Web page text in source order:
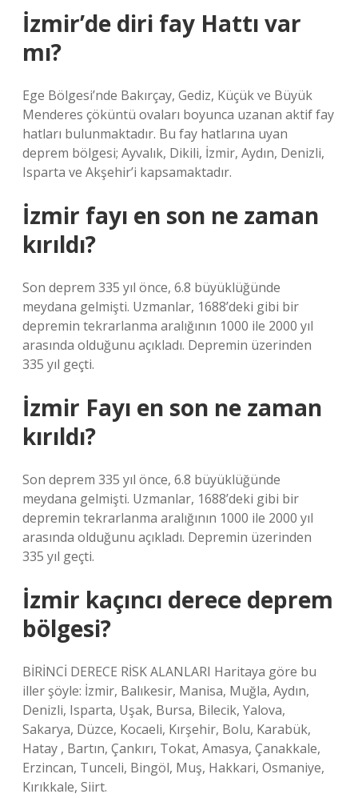
İzmir’de diri fay Hattı var
mı?
Ege Bölgesi’nde Bakırçay, Gediz, Küçük ve Büyük
Menderes çöküntü ovaları boyunca uzanan aktif fay
hatları bulunmaktadır. Bu fay hatlarına uyan
deprem bölgesi; Ayvalık, Dikili, İzmir, Aydın, Denizli,
Isparta ve Akşehir’i kapsamaktadır.
İzmir fayı en son ne zaman
kırıldı?
Son deprem 335 yıl önce, 6.8 büyüklüğünde
meydana gelmişti. Uzmanlar, 1688’deki gibi bir
depremin tekrarlanma aralığının 1000 ile 2000 yıl
arasında olduğunu açıkladı. Depremin üzerinden
335 yıl geçti.
İzmir Fayı en son ne zaman
kırıldı?
Son deprem 335 yıl önce, 6.8 büyüklüğünde
meydana gelmişti. Uzmanlar, 1688’deki gibi bir
depremin tekrarlanma aralığının 1000 ile 2000 yıl
arasında olduğunu açıkladı. Depremin üzerinden
335 yıl geçti.
İzmir kaçıncı derece deprem
bölgesi?
BİRİNCİ DERECE RİSK ALANLARI Haritaya göre bu
iller şöyle: İzmir, Balıkesir, Manisa, Muğla, Aydın,
Denizli, Isparta, Uşak, Bursa, Bilecik, Yalova,
Sakarya, Düzce, Kocaeli, Kırşehir, Bolu, Karabük,
Hatay , Bartın, Çankırı, Tokat, Amasya, Çanakkale,
Erzincan, Tunceli, Bingöl, Muş, Hakkari, Osmaniye,
Kırıkkale, Siirt.